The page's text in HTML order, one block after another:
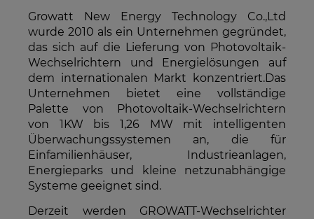
Growatt New Energy Technology Co.,Ltd
wurde 2010 als ein Unternehmen gegründet,
das sich auf die Lieferung von Photovoltaik-
Wechselrichtern und Energielösungen auf
dem internationalen Markt konzentriert.Das
Unternehmen bietet eine vollständige
Palette von Photovoltaik-Wechselrichtern
von 1KW bis 1,26 MW mit intelligenten
Überwachungssystemen an, die für
Einfamilienhäuser, Industrieanlagen,
Energieparks und kleine netzunabhängige
Systeme geeignet sind.
Derzeit werden GROWATT-Wechselrichter